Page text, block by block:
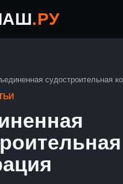
.РУ
судостроительная